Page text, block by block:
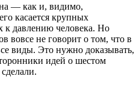
— как и, видимо,
касается крупных
к давлению человека. Но
вовсе не говорит о том, что в
виды. Это нужно доказывать,
идей о шестом